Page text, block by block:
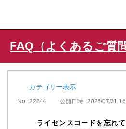
FAQ（よくあるご質問
カテゴリー表示
No : 22844 公開日時 : 2025/07/31
ライセンスコードを忘れ